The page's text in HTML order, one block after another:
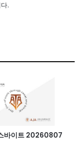
.
바이트 20260807